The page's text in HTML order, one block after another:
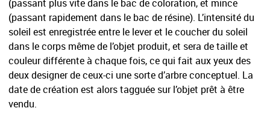
(passant plus vite dans le bac de coloration, et mince
(passant rapidement dans le bac de résine). L’intensité du
soleil est enregistrée entre le lever et le coucher du soleil
dans le corps même de l’objet produit, et sera de taille et
couleur différente à chaque fois, ce qui fait aux yeux des
deux designer de ceux-ci une sorte d’arbre conceptuel. La
date de création est alors tagguée sur l’objet prêt à être
vendu.